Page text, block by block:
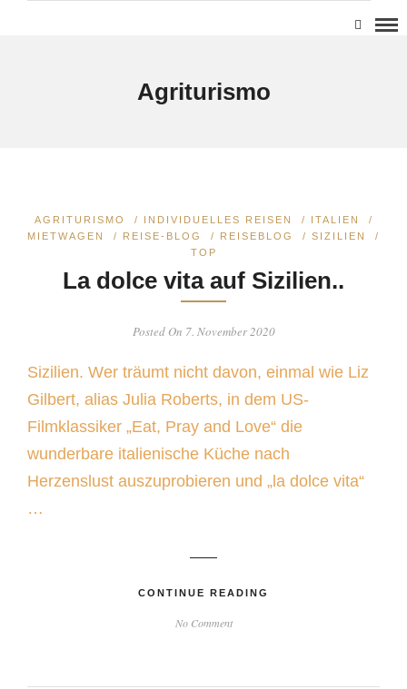
Agriturismo
AGRITURISMO / INDIVIDUELLES REISEN / ITALIEN
/
MIETWAGEN
/ REISE-BLOG / REISEBLOG / SIZILIEN
/
TOP
La dolce vita auf Sizilien..
Posted On 7. November 2020
Sizilien. Wer träumt nicht davon, einmal wie Liz
Gilbert, alias Julia Roberts, in dem US-
Filmklassiker „Eat, Pray and Love“ die
wunderbare italienische Küche nach
Herzenslust auszuprobieren und „la dolce vita“
…
CONTINUE READING
No Comment